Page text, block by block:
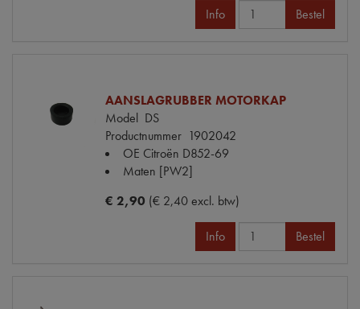
Info Bestel
AANSLAGRUBBER MOTORKAP
Model DS
Productnummer 1902042
OE Citroën D852-69
Maten [PW2]
€ 2,90 (€ 2,40 excl. btw)
Info Bestel